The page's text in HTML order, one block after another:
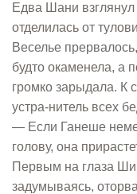
Едва Шани взглянул
отделилась от
Веселье
будто окаменела, а
громко зарыдала.
устра-нитель всех
— Если Ганеше
голову, она
Первым на глаза
задумываясь,